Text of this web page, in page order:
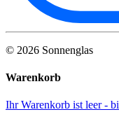
© 2026 Sonnenglas
Warenkorb
Ihr Warenkorb ist leer -